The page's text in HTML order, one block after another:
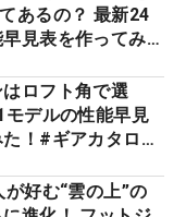
あるの？ 最新24
見表を作ってみ
ロフト角で選
デルの性能早見
！#ギアカタログ
好む“雲の上”の